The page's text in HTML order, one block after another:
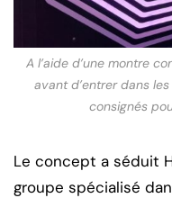
A l’aide d’une montre
avant d’entrer dans
consignés
Le concept a séduit
groupe spécialisé